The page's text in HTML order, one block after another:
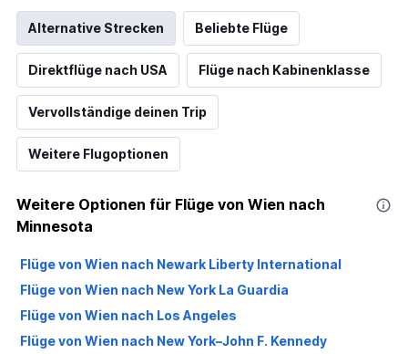
Alternative Strecken Beliebte Flüge
Direktflüge nach USA Flüge nach Kabinenklasse
Vervollständige deinen Trip
Weitere Flugoptionen
Weitere Optionen für Flüge von Wien nach
Minnesota
Flüge von Wien nach Newark Liberty International
Flüge von Wien nach New York La Guardia
Flüge von Wien nach Los Angeles
Flüge von Wien nach New York–John F. Kennedy